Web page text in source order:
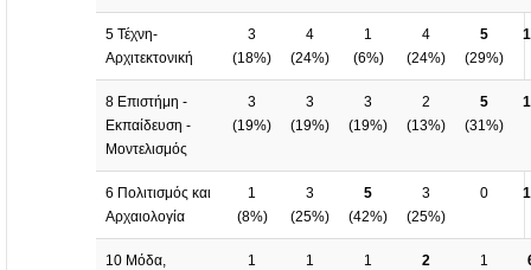
5 Τέχνη-
Αρχιτεκτονική
3
(18%)
4
(24%)
1
(6%)
4
(24%)
5
(29%)
8 Επιστήμη -
Εκπαίδευση -
Μοντελισμός
3
(19%)
3
(19%)
3
(19%)
2
(13%)
5
(31%)
6 Πολιτισμός και
Αρχαιολογία
1
(8%)
3
(25%)
5
(42%)
3
(25%)
0
10 Μόδα,
1
1
1
2
1